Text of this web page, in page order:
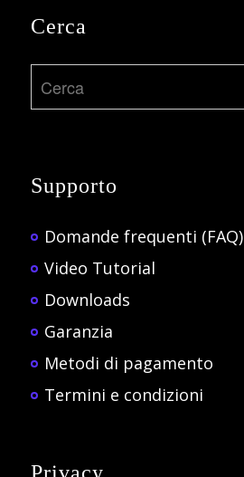
Cerca
Supporto
Domande frequenti (FAQ)
Video Tutorial
Downloads
Garanzia
Metodi di pagamento
Termini e condizioni
Privacy